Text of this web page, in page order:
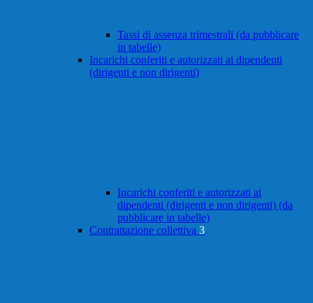
Tassi di assenza trimestrali (da pubblicare
in tabelle)
Incarichi conferiti e autorizzati ai dipendenti
(dirigenti e non dirigenti)
Incarichi conferiti e autorizzati ai
dipendenti (dirigenti e non dirigenti) (da
pubblicare in tabelle)
Contrattazione collettiva 3